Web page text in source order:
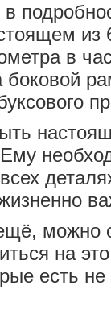
из
в
боковой
можно
на
есть